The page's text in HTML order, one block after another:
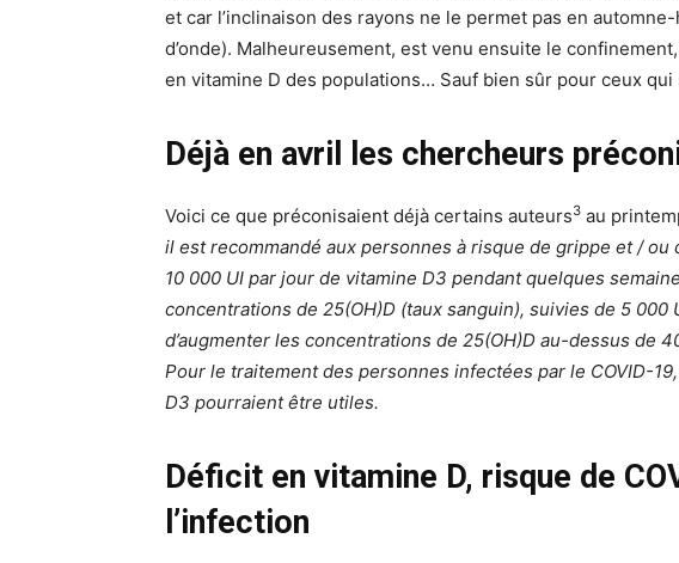
et car l’inclinaison des rayons ne le permet pas en
d’onde). Malheureusement, est venu ensuite le
en vitamine D des populations… Sauf bien sûr pour ceux
Déjà en avril les chercheurs
Voici ce que préconisaient déjà certains auteurs3 au
il est recommandé aux personnes à risque de grippe et / ou
10 000 UI par jour de vitamine D3 pendant quelques
concentrations de 25(OH)D (taux sanguin), suivies de 5 000
d’augmenter les concentrations de 25(OH)D au-dessus de
Pour le traitement des personnes infectées par le COVID-
D3 pourraient être utiles.
Déficit en vitamine D, risque de
l’infection